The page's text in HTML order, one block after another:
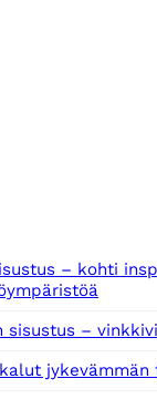
– kohti
sisustus –